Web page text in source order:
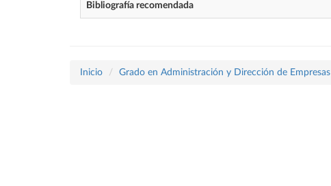
Bibliografía recomendada
Inicio Grado en Administración y Dirección de Empresas